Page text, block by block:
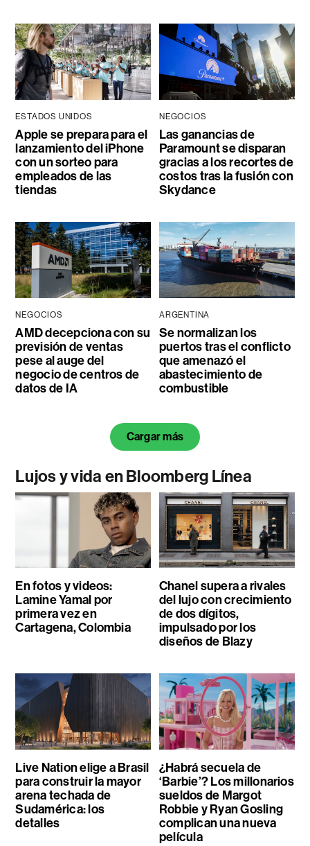
ESTADOS UNIDOS
Apple se prepara para el
lanzamiento del iPhone
con un sorteo para
empleados de las
tiendas
NEGOCIOS
Las ganancias de
Paramount se disparan
gracias a los recortes de
costos tras la fusión con
Skydance
NEGOCIOS
AMD decepciona con su
previsión de ventas
pese al auge del
negocio de centros de
datos de IA
ARGENTINA
Se normalizan los
puertos tras el conflicto
que amenazó el
abastecimiento de
combustible
Cargar más
Lujos y vida en Bloomberg Línea
En fotos y videos:
Lamine Yamal por
primera vez en
Cartagena, Colombia
Chanel supera a rivales
del lujo con crecimiento
de dos dígitos,
impulsado por los
diseños de Blazy
Live Nation elige a Brasil
para construir la mayor
arena techada de
Sudamérica: los
detalles
¿Habrá secuela de
‘Barbie’? Los millonarios
sueldos de Margot
Robbie y Ryan Gosling
complican una nueva
película